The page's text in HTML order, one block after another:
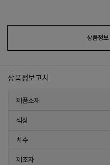
상품정보
상품정보고시
제품소재
색상
치수
제조자